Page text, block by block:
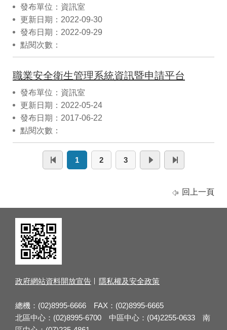
發布單位：資訊室
更新日期：2022-09-30
發布日期：2022-09-29
點閱次數：
職業安全衛生管理系統資訊暨申請平台
發布單位：資訊室
更新日期：2022-05-24
發布日期：2017-06-22
點閱次數：
1 2 3
回上一頁
政府網站資料開放宣告 隱私權及安全政策
總機：(02)8995-6666 FAX：(02)8995-6665
北區中心：(02)8995-6700 中區中心：(04)2255-0633 南